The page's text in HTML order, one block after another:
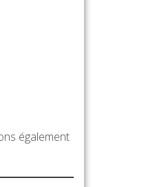
également